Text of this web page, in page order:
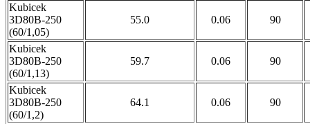
Kubicek
3D80B-250
(60/1,05)
55.0 0.06 90
Kubicek
3D80B-250
(60/1,13)
59.7 0.06 90
Kubicek
3D80B-250
(60/1,2)
64.1 0.06 90